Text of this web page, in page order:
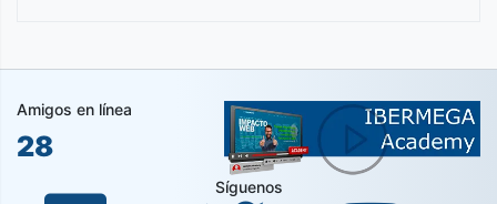
Amigos en línea
28
Síguenos